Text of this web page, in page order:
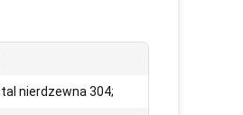
nierdzewna 304;